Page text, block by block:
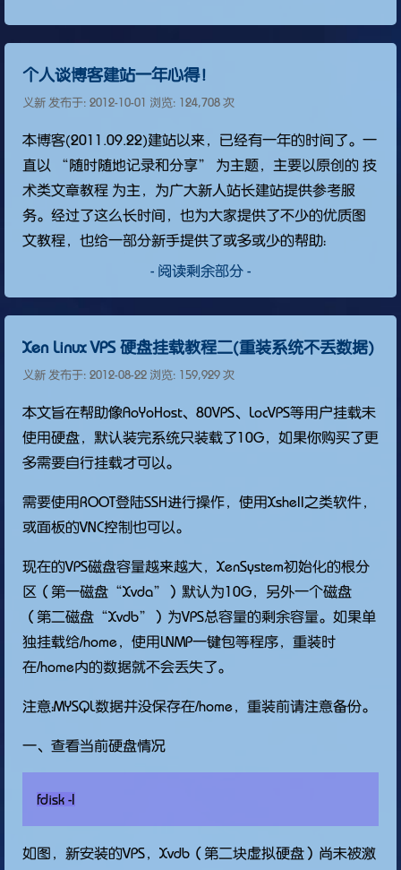
个人谈博客建站一年心得！
义新 发布于: 2012-10-01 浏览: 124,708 次
本博客(2011.09.22)建站以来，已经有一年的时间了。一
直以 “随时随地记录和分享” 为主题，主要以原创的 技
术类文章教程 为主，为广大新人站长建站提供参考服
务。经过了这么长时间，也为大家提供了不少的优质图
文教程，也给一部分新手提供了或多或少的帮助：
- 阅读剩余部分 -
Xen Linux VPS 硬盘挂载教程二(重装系统不丢数据)
义新 发布于: 2012-08-22 浏览: 159,929 次
本文旨在帮助像AoYoHost、80VPS、LocVPS等用户挂载未
使用硬盘，默认装完系统只装载了10G，如果你购买了更
多需要自行挂载才可以。
需要使用ROOT登陆SSH进行操作，使用Xshell之类软件，
或面板的VNC控制也可以。
现在的VPS磁盘容量越来越大，XenSystem初始化的根分
区（第一磁盘“Xvda”）默认为10G，另外一个磁盘
（第二磁盘“Xvdb”）为VPS总容量的剩余容量。如果单
独挂载给/home，使用LNMP一键包等程序，重装时
在/home内的数据就不会丢失了。
注意：MYSQL数据并没保存在/home，重装前请注意备份。
一、查看当前硬盘情况
如图，新安装的VPS，Xvdb（第二块虚拟硬盘）尚未被激